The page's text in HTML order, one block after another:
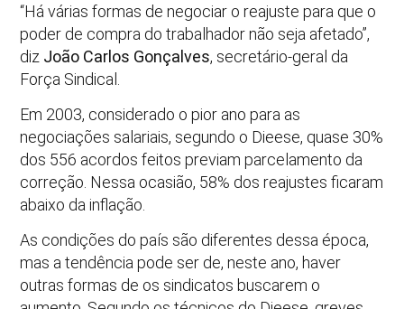
“Há várias formas de negociar o reajuste para que o
poder de compra do trabalhador não seja afetado”,
diz João Carlos Gonçalves, secretário-geral da
Força Sindical.
Em 2003, considerado o pior ano para as
negociações salariais, segundo o Dieese, quase 30%
dos 556 acordos feitos previam parcelamento da
correção. Nessa ocasião, 58% dos reajustes ficaram
abaixo da inflação.
As condições do país são diferentes dessa época,
mas a tendência pode ser de, neste ano, haver
outras formas de os sindicatos buscarem o